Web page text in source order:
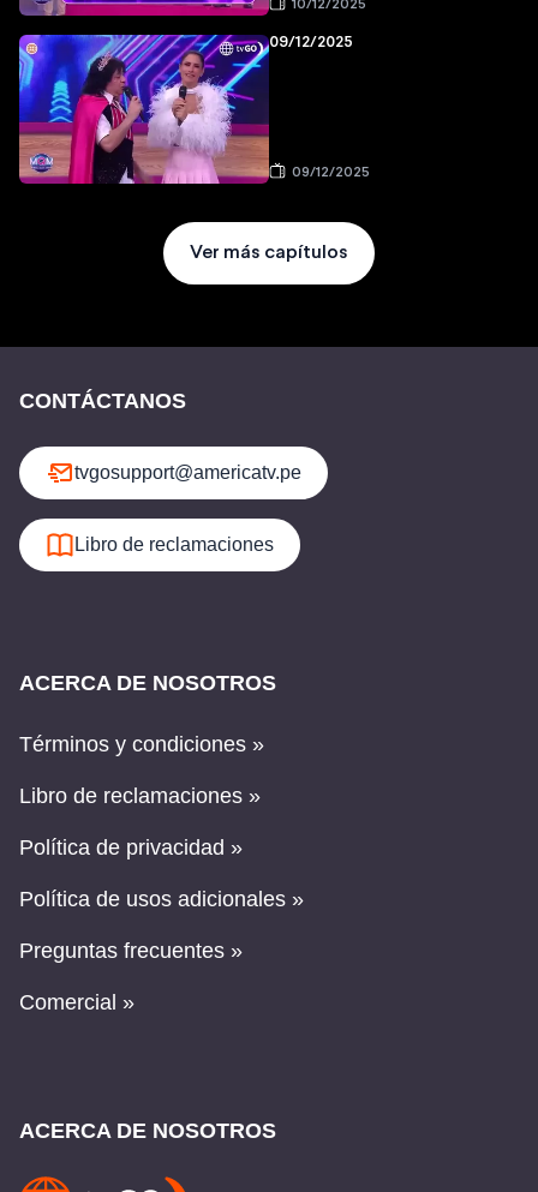
10/12/2025
09/12/2025
09/12/2025
Ver más capítulos
CONTÁCTANOS
tvgosupport@americatv.pe
Libro de reclamaciones
ACERCA DE NOSOTROS
Términos y condiciones »
Libro de reclamaciones »
Política de privacidad »
Política de usos adicionales »
Preguntas frecuentes »
Comercial »
ACERCA DE NOSOTROS